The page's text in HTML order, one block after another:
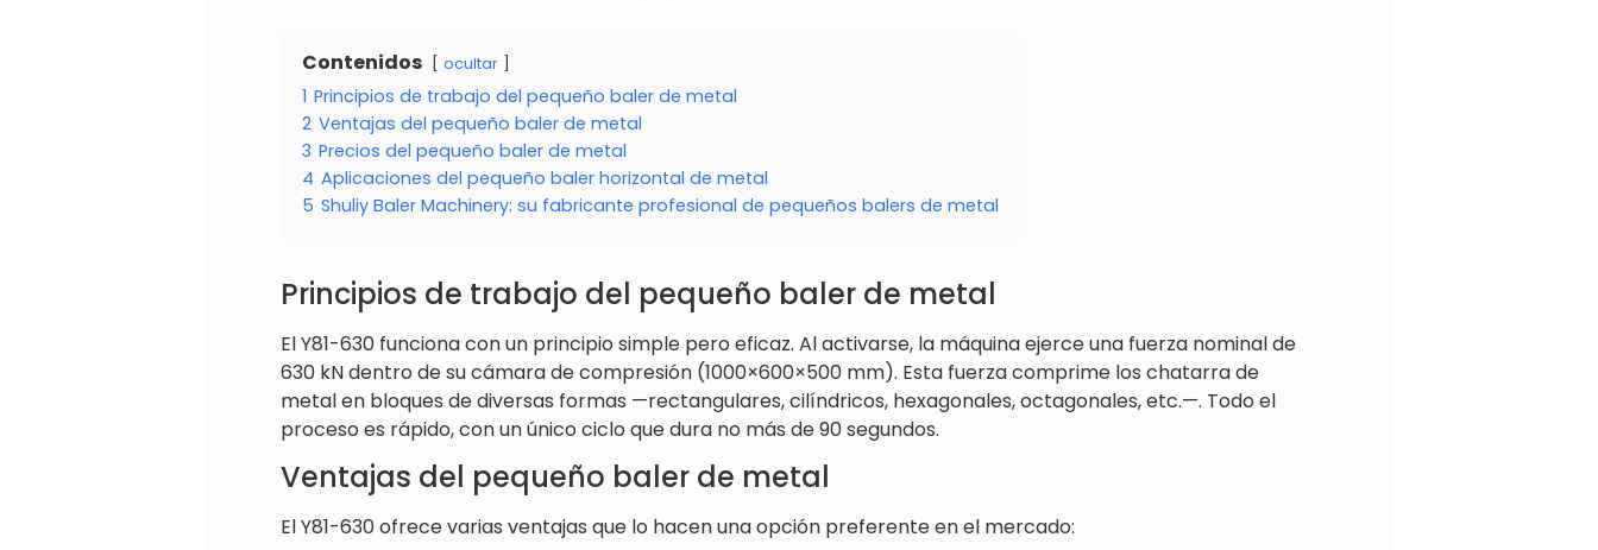
Contenidos ocultar
1 Principios de trabajo del pequeño baler de metal
2 Ventajas del pequeño baler de metal
3 Precios del pequeño baler de metal
4 Aplicaciones del pequeño baler horizontal de metal
5 Shuliy Baler Machinery: su fabricante profesional de pequeños balers de metal
Principios de trabajo del pequeño baler de metal
El Y81-630 funciona con un principio simple pero eficaz. Al activarse, la máquina ejerce una fuerza nominal de
630 kN dentro de su cámara de compresión (1000×600×500 mm). Esta fuerza comprime los chatarra de
metal en bloques de diversas formas —rectangulares, cilíndricos, hexagonales, octagonales, etc.—. Todo el
proceso es rápido, con un único ciclo que dura no más de 90 segundos.
Ventajas del pequeño baler de metal
El Y81-630 ofrece varias ventajas que lo hacen una opción preferente en el mercado: